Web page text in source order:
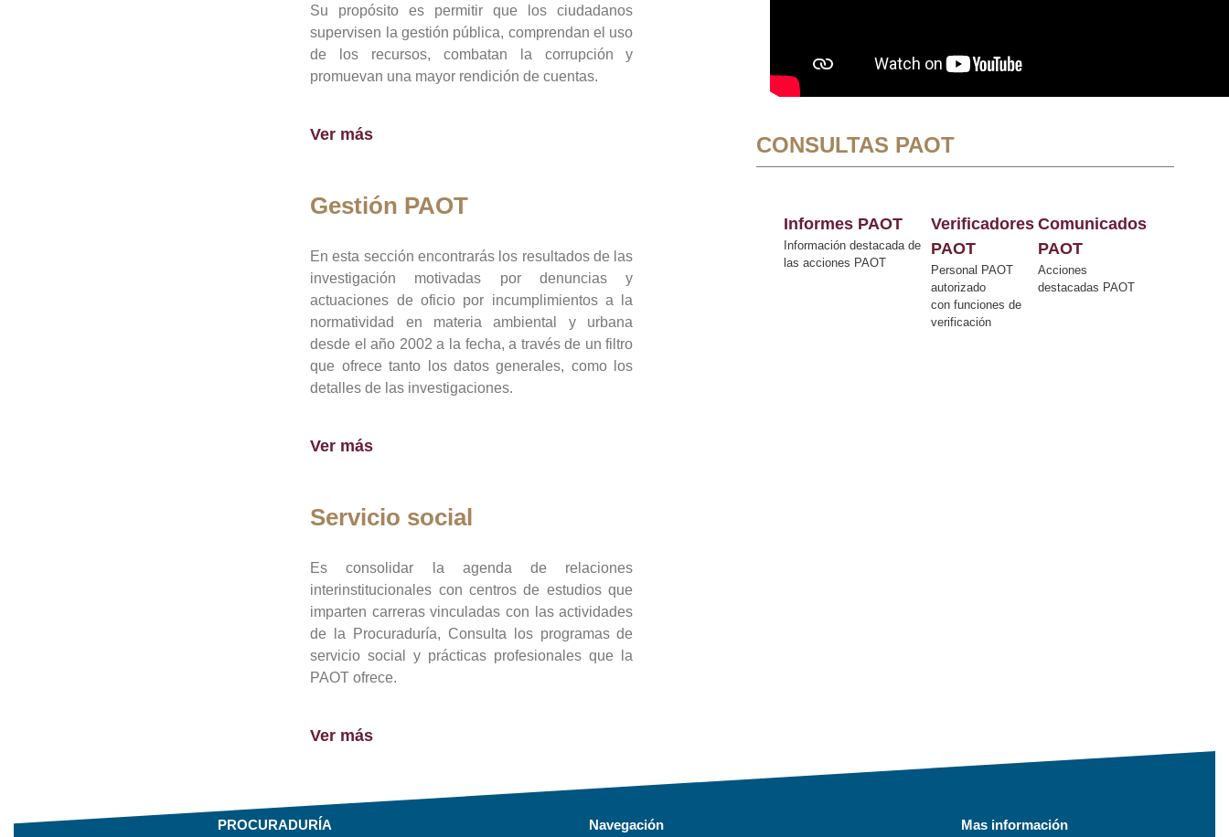
Su propósito es permitir que los ciudadanos
supervisen la gestión pública, comprendan el uso
de los recursos, combatan la corrupción y
promuevan una mayor rendición de cuentas.
Ver más
Gestión PAOT
En esta sección encontrarás los resultados de las
investigación motivadas por denuncias y
actuaciones de oficio por incumplimientos a la
normatividad en materia ambiental y urbana
desde el año 2002 a la fecha, a través de un filtro
que ofrece tanto los datos generales, como los
detalles de las investigaciones.
Ver más
Servicio social
Es consolidar la agenda de relaciones
interinstitucionales con centros de estudios que
imparten carreras vinculadas con las actividades
de la Procuraduría, Consulta los programas de
servicio social y prácticas profesionales que la
PAOT ofrece.
Ver más
CONSULTAS PAOT
Informes PAOT
Información destacada de
las acciones PAOT
Verificadores
PAOT
Personal PAOT
autorizado
con funciones de
verificación
Comunicados
PAOT
Acciones
destacadas PAOT
PROCURADURÍA Navegación Mas información